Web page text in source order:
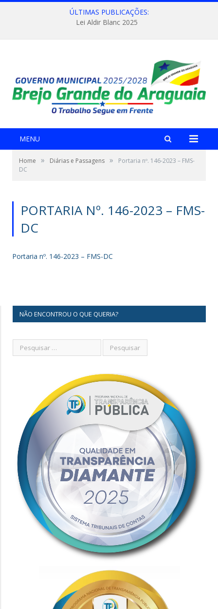
ÚLTIMAS PUBLICAÇÕES:
Lei Aldir Blanc 2025
MENU
Home » Diárias e Passagens »
Portaria nº. 146-2023 – FMS-
DC
PORTARIA Nº. 146-2023 – FMS-
DC
Portaria nº. 146-2023 – FMS-DC
NÃO ENCONTROU O QUE QUERIA?